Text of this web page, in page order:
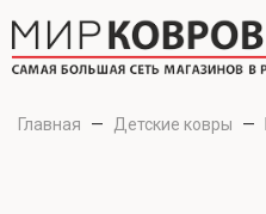
Главная — Детские ковры —